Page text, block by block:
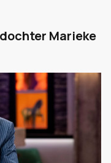
Marieke